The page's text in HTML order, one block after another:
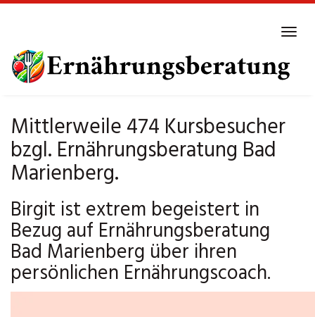
main
content
Mittlerweile 474 Kursbesucher
bzgl. Ernährungsberatung Bad
Marienberg.
Birgit ist extrem begeistert in
Bezug auf Ernährungsberatung
Bad Marienberg über ihren
persönlichen Ernährungscoach.